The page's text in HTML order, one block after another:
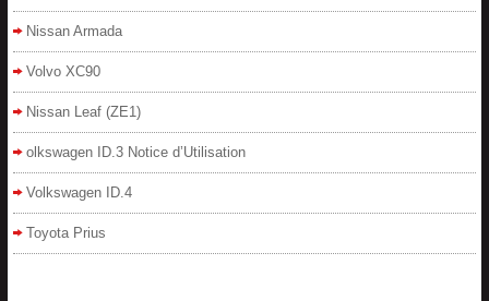
Nissan Armada
Volvo XC90
Nissan Leaf (ZE1)
olkswagen ID.3 Notice d’Utilisation
Volkswagen ID.4
Toyota Prius